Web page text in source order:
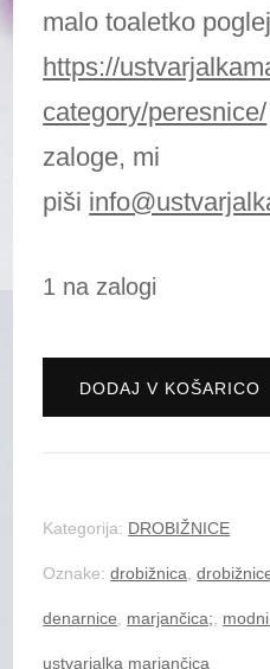
malo toaletko
https://
category/peresnice/
zaloge, mi
piši
1 na zalogi
-
DODAJ V KOŠARICO
Kategorija: DROBIŽNICE
Oznake:drobižnica ,
denarnice marjančica;
ustvarjalka marjančica